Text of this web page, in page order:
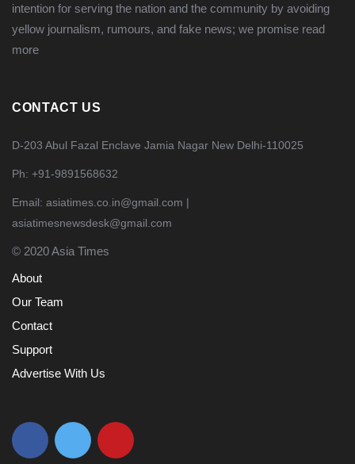
intention for serving the nation and the community by avoiding
yellow journalism, rumours, and fake news; we promise read
more
CONTACT US
D-203 Abul Fazal Enclave Jamia Nagar New Delhi-110025
Ph: +91-9891568632
Email: asiatimes.co.in@gmail.com |
asiatimesnewsdesk@gmail.com
© 2020 Asia Times
About
Our Team
Contact
Support
Advertise With Us